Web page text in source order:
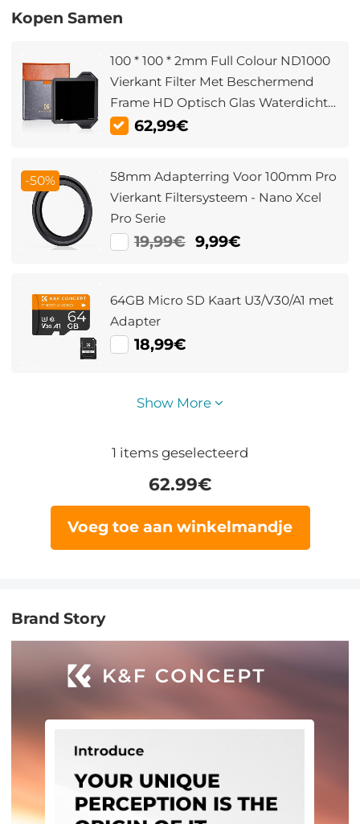
Kopen Samen
100 * 100 * 2mm Full Colour ND1000
Vierkant Filter Met Beschermend
Frame HD Optisch Glas Waterdicht
ND Lichtreductiefilter Nano Xcel Pro
62,99€
-50%
58mm Adapterring Voor 100mm Pro
Vierkant Filtersysteem - Nano Xcel
Pro Serie
19,99€ 9,99€
64GB Micro SD Kaart U3/V30/A1 met
Adapter
18,99€
Show More
1 items geselecteerd
62.99€
Voeg toe aan winkelmandje
Brand Story